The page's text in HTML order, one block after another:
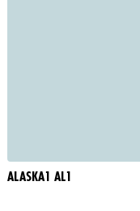
ALASKA1 AL1